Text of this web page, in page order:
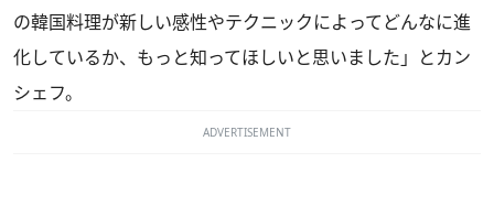
の韓国料理が新しい感性やテクニックによってどんなに進
化しているか、もっと知ってほしいと思いました」とカン
シェフ。
ADVERTISEMENT